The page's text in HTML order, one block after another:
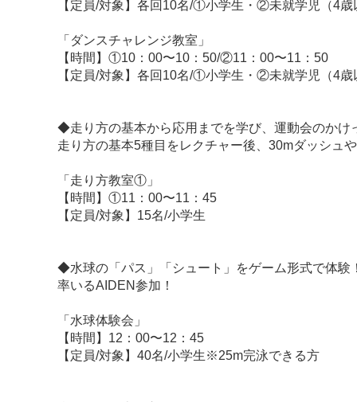
【定員/対象】各回10名/①小学生・②未就学児（4歳
「ダンスチャレンジ教室」
【時間】①10：00〜10：50/②11：00〜11：50
【定員/対象】各回10名/①小学生・②未就学児（4歳
◆走り方の基本から応用までを学び、運動会のかけ
⾛り⽅の基本5種⽬をレクチャー後、30mダッシュ
「走り方教室①」
【時間】①11：00〜11：45
【定員/対象】15名/小学生
◆水球の「パス」「シュート」をゲーム形式で体験
率いるAIDEN参加！
「水球体験会」
【時間】12：00〜12：45
【定員/対象】40名/小学生※25m完泳できる方